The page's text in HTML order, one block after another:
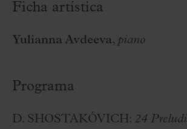
Ficha artística
Yulianna Avdeeva, piano
Programa
D. SHOSTAKÓVICH: 24